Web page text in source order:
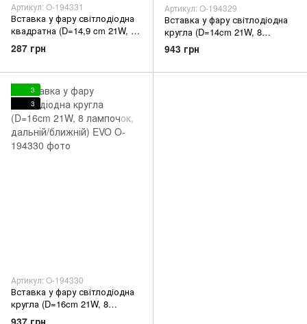
Артикул: O-194331
Вставка у фару світлодіодна
квадратна (D=14,9 cm 21W, 6
лампочок, дальній/ближній)
EVO
287 грн
Артикул: O-194329
Вставка у фару світлодіодна
кругла (D=14cm 21W, 8
лампочок, дальній/ближній)
EVO
943 грн
3
3
Артикул: O-194330
Вставка у фару світлодіодна
кругла (D=16cm 21W, 8
лампочок, дальній/ближній)
937 грн